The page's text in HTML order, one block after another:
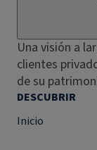
Una visión a
clientes
de su
DESCUBRIR
Inicio